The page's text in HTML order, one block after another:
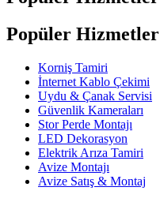
Popüler Hizmetler
Korniş Tamiri
İnternet Kablo Çekimi
Uydu & Çanak Servisi
Güvenlik Kameraları
Stor Perde Montajı
LED Dekorasyon
Elektrik Arıza Tamiri
Avize Montajı
Avize Satış & Montaj